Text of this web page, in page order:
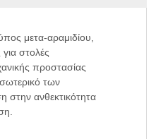
μετα-αραμιδίου,
για στολές
προστασίας
των
ανθεκτικότητα